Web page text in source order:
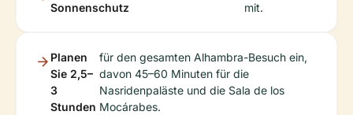
Sonnenschutz
mit.
Planen
Sie 2,5–
3
Stunden
für den gesamten Alhambra-Besuch ein,
davon 45–60 Minuten für die
Nasridenpaläste und die Sala de los
Mocárabes.